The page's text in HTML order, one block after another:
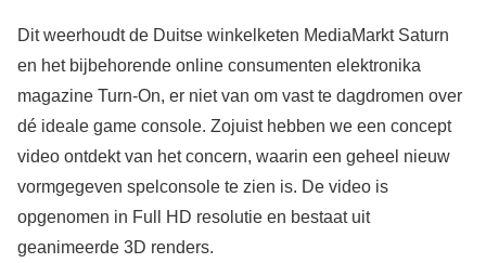
Dit weerhoudt de Duitse winkelketen MediaMarkt Saturn
en het bijbehorende online consumenten elektronika
magazine Turn-On, er niet van om vast te dagdromen over
dé ideale game console. Zojuist hebben we een concept
video ontdekt van het concern, waarin een geheel nieuw
vormgegeven spelconsole te zien is. De video is
opgenomen in Full HD resolutie en bestaat uit
geanimeerde 3D renders.